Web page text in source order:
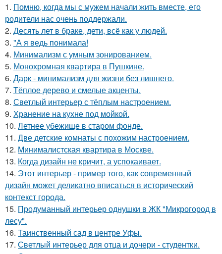
1. Помню, когда мы с мужем начали жить вместе, его
родители нас очень поддержали.
2. Десять лет в браке, дети, всё как у людей.
3. "А я ведь понимала!
4. Минимализм с умным зонированием.
5. Монохромная квартира в Пушкине.
6. Дарк - минимализм для жизни без лишнего.
7. Тёплое дерево и смелые акценты.
8. Светлый интерьер с тёплым настроением.
9. Хранение на кухне под мойкой.
10. Летнее убежище в старом фонде.
11. Две детские комнаты с похожим настроением.
12. Минималистская квартира в Москве.
13. Когда дизайн не кричит, а успокаивает.
14. Этот интерьер - пример того, как современный
дизайн может деликатно вписаться в исторический
контекст города.
15. Продуманный интерьер однушки в ЖК "Микрогород в
лесу".
16. Таинственный сад в центре Уфы.
17. Светлый интерьер для отца и дочери - студентки.